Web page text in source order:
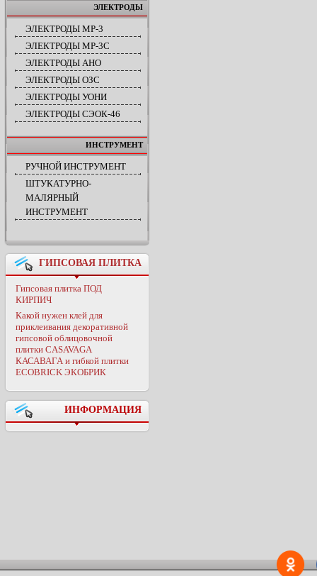
ЭЛЕКТРОДЫ
ЭЛЕКТРОДЫ МР-3
ЭЛЕКТРОДЫ МР-3С
ЭЛЕКТРОДЫ АНО
ЭЛЕКТРОДЫ ОЗС
ЭЛЕКТРОДЫ УОНИ
ЭЛЕКТРОДЫ СЭОК-46
ИНСТРУМЕНТ
РУЧНОЙ ИНСТРУМЕНТ
ШТУКАТУРНО-
МАЛЯРНЫЙ
ИНСТРУМЕНТ
ГИПСОВАЯ ПЛИТКА
Гипсовая плитка ПОД
КИРПИЧ
Какой нужен клей для
приклеивания декоративной
гипсовой облицовочной
плитки CASAVAGA
КАСАВАГА и гибкой плитки
ECOBRICK ЭКОБРИК
ИНФОРМАЦИЯ